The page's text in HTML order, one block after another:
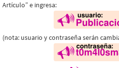
Artículo” e ingresa:
(nota: usuario y contraseña serán